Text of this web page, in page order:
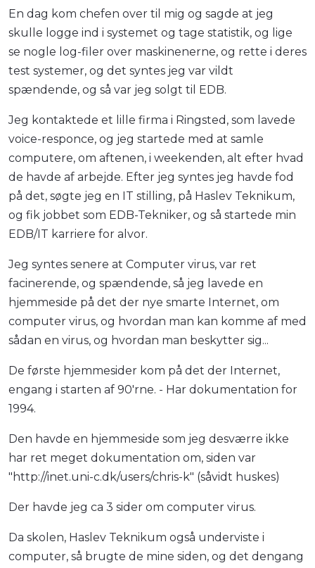
En dag kom chefen over til mig og sagde at jeg
skulle logge ind i systemet og tage statistik, og lige
se nogle log-filer over maskinenerne, og rette i deres
test systemer, og det syntes jeg var vildt
spændende, og så var jeg solgt til EDB.
Jeg kontaktede et lille firma i Ringsted, som lavede
voice-responce, og jeg startede med at samle
computere, om aftenen, i weekenden, alt efter hvad
de havde af arbejde. Efter jeg syntes jeg havde fod
på det, søgte jeg en IT stilling, på Haslev Teknikum,
og fik jobbet som EDB-Tekniker, og så startede min
EDB/IT karriere for alvor.
Jeg syntes senere at Computer virus, var ret
facinerende, og spændende, så jeg lavede en
hjemmeside på det der nye smarte Internet, om
computer virus, og hvordan man kan komme af med
sådan en virus, og hvordan man beskytter sig...
De første hjemmesider kom på det der Internet,
engang i starten af 90'rne. - Har dokumentation for
1994.
Den havde en hjemmeside som jeg desværre ikke
har ret meget dokumentation om, siden var
"http://inet.uni-c.dk/users/chris-k" (såvidt huskes)
Der havde jeg ca 3 sider om computer virus.
Da skolen, Haslev Teknikum også underviste i
computer, så brugte de mine siden, og det dengang